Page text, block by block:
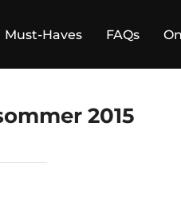
Must-Haves FAQs
2015